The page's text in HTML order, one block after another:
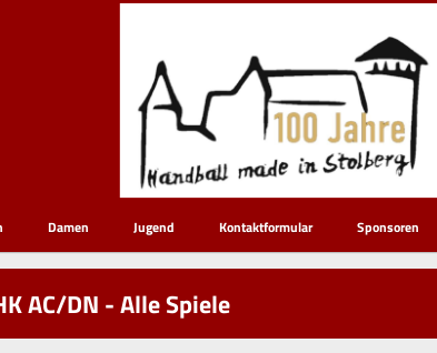
Damen Jugend Kontaktformular Sponsoren
AC/DN - Alle Spiele